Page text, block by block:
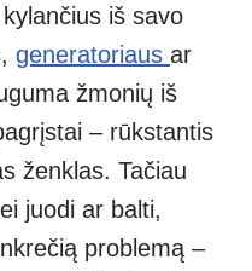
ar
e
iš savo
generatoriaus ar
žmonių iš
– rūkstantis
ženklas. Tačiau
juodi ar balti,
problemą –